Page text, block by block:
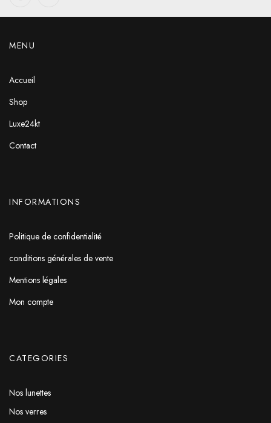
MENU
Accueil
Shop
Luxe24kt
Contact
INFORMATIONS
Politique de confidentialité
conditions générales de vente
Mentions légales
Mon compte
CATEGORIES
Nos lunettes
Nos verres